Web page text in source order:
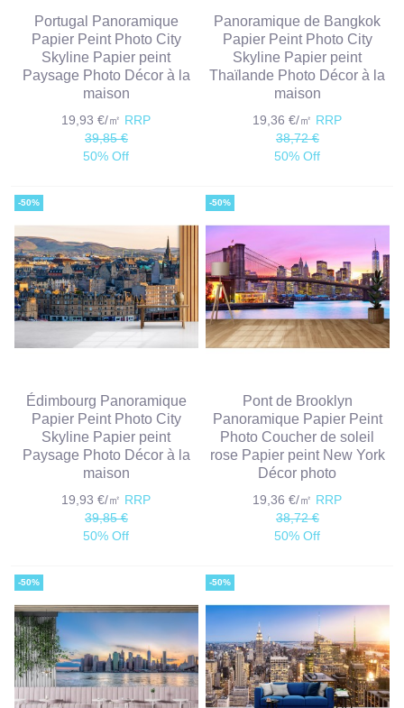
Portugal Panoramique
Papier Peint Photo City
Skyline Papier peint
Paysage Photo Décor à la
maison
19,93 €/㎡ RRP
39,85 €
50% Off
Panoramique de Bangkok
Papier Peint Photo City
Skyline Papier peint
Thaïlande Photo Décor à la
maison
19,36 €/㎡ RRP
38,72 €
50% Off
-50%
Édimbourg Panoramique
Papier Peint Photo City
Skyline Papier peint
Paysage Photo Décor à la
maison
19,93 €/㎡ RRP
39,85 €
50% Off
-50%
Pont de Brooklyn
Panoramique Papier Peint
Photo Coucher de soleil
rose Papier peint New York
Décor photo
19,36 €/㎡ RRP
38,72 €
50% Off
-50% -50%